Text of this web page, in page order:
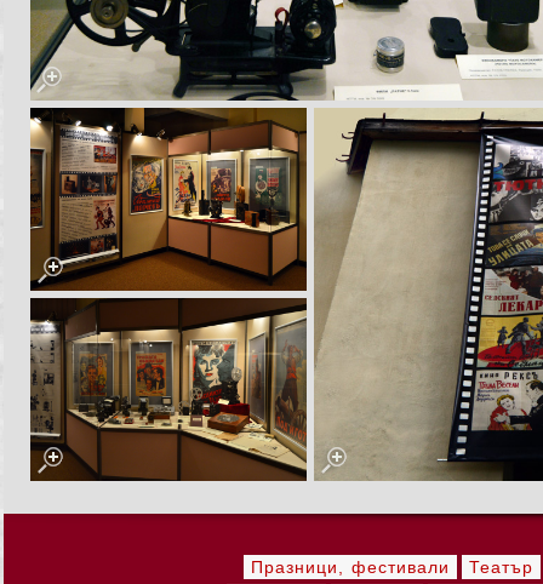
Празници, фестивали
Театър